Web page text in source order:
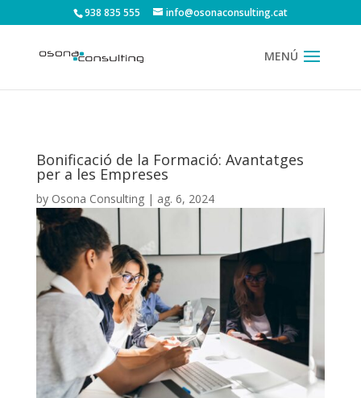
938 835 555 info@osonaconsulting.cat
Bonificació de la Formació: Avantatges
per a les Empreses
by Osona Consulting| ag. 6, 2024